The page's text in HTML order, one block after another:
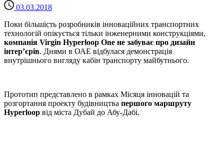
03.03.2018
Поки більшість розробників інноваційних транспортних
технологій опікується тільки інженерними конструкціями,
компанія Virgin Hyperloop One не забуває про дизайн
інтер’єрів. Днями в ОАЕ відбулася демонстрація
внутрішнього вигляду кабін транспорту майбутнього.
Прототип представлено в рамках Місяця інновацій та
розгортання проекту будівництва першого маршруту
Hyperloop від міста Дубай до Абу-Дабі.